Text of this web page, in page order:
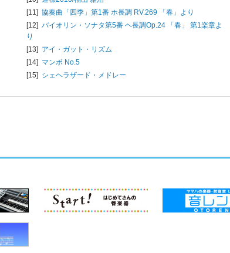
[11] 協奏曲「四季」第1番 ホ長調 RV.269 「春」より
[12] バイオリン・ソナタ第5番 ヘ長調Op.24 「春」 第1楽章よ
り
[13] アイ・ガット・リズム
[14] マンボ No.5
[15] シェヘラザード・メドレー